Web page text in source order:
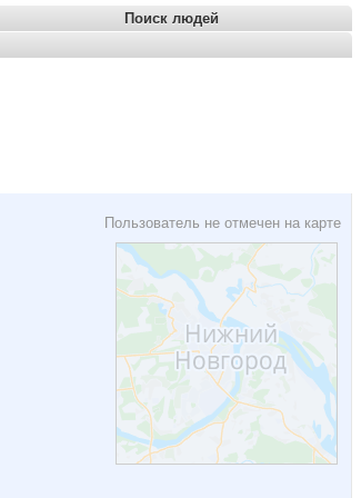
Поиск людей
Пользователь не отмечен на карте